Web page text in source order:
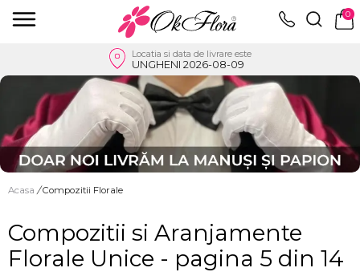
0
Locatia si data de livrare este
UNGHENI 2026-08-09
Acasa / Compozitii Florale
Compozitii si Aranjamente
Florale Unice - pagina 5 din 14